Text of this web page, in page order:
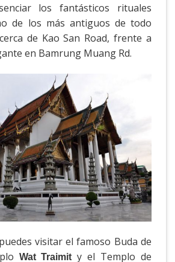
los fantásticos rituales
de los más antiguos de todo
de Kao San Road, frente a
en Bamrung Muang Rd.
visitar el famoso Buda de
Wat Traimit y el Templo de